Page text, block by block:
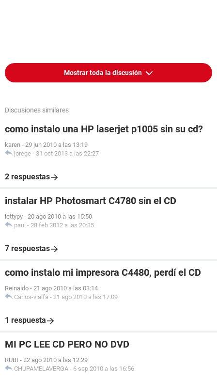
Mostrar toda la discusión
Discusiones similares
como instalo una HP laserjet p1005 sin su cd?
karen - 29 jun 2010 a las 13:19
jorege - 31 oct 2013 a las 22:27
2 respuestas
instalar HP Photosmart C4780 sin el CD
lettypy - 20 ago 2010 a las 15:50
paul - 28 feb 2012 a las 20:35
7 respuestas
como instalo mi impresora C4480, perdí el CD
Reinaldo - 21 ago 2010 a las 03:14
Carlos-vialfa - 21 ago 2010 a las 17:09
1 respuesta
MI PC LEE CD PERO NO DVD
RUBI - 22 ago 2010 a las 12:29
CHUPAMELAVERGA - 6 sep 2010 a las 16:56